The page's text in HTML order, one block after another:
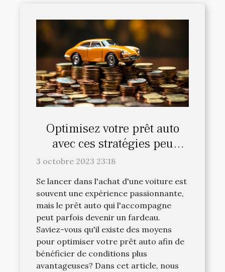
Optimisez votre prêt auto
avec ces stratégies peu
connues
3 octobre 2023 23:18
Se lancer dans l'achat d'une voiture est
souvent une expérience passionnante,
mais le prêt auto qui l'accompagne
peut parfois devenir un fardeau.
Saviez-vous qu'il existe des moyens
pour optimiser votre prêt auto afin de
bénéficier de conditions plus
avantageuses? Dans cet article, nous